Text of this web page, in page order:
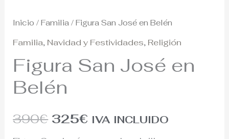
Inicio /Familia / Figura San José en Belén
Familia, Navidad y Festividades, Religión
Figura San José en
Belén
390€ 325€ IVA INCLUIDO